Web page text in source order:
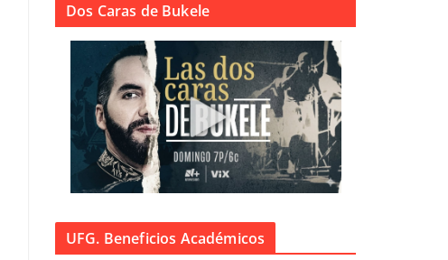
Dos Caras de Bukele
UFG. Beneficios Académicos